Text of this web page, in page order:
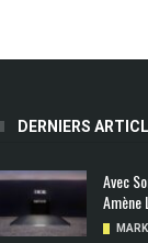
DERNIERS
Avec
Amène